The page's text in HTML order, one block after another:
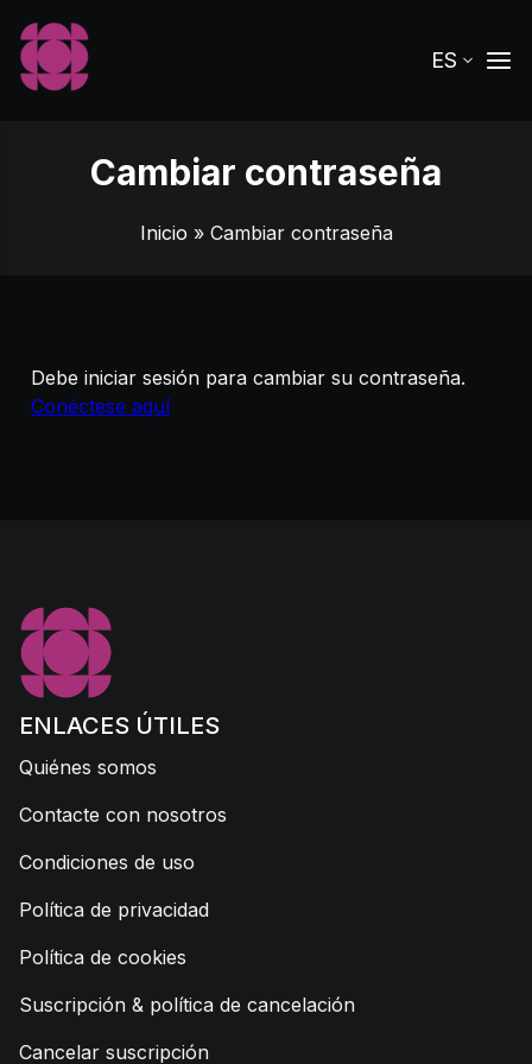
ES
Cambiar contraseña
Inicio » Cambiar contraseña
Debe iniciar sesión para cambiar su contraseña.
Conéctese aquí
ENLACES ÚTILES
Quiénes somos
Contacte con nosotros
Condiciones de uso
Política de privacidad
Política de cookies
Suscripción & política de cancelación
Cancelar suscripción